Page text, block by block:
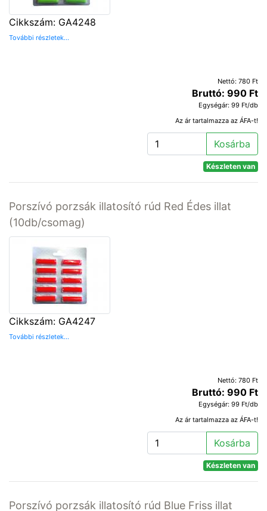
Cikkszám: GA4248
További részletek...
Nettó: 780 Ft
Bruttó: 990 Ft
Egységár: 99 Ft/db
Az ár tartalmazza az ÁFA-t!
Kosárba
Készleten van
Porszívó porzsák illatosító rúd Red Édes illat
(10db/csomag)
Cikkszám: GA4247
További részletek...
Nettó: 780 Ft
Bruttó: 990 Ft
Egységár: 99 Ft/db
Az ár tartalmazza az ÁFA-t!
Kosárba
Készleten van
Porszívó porzsák illatosító rúd Blue Friss illat